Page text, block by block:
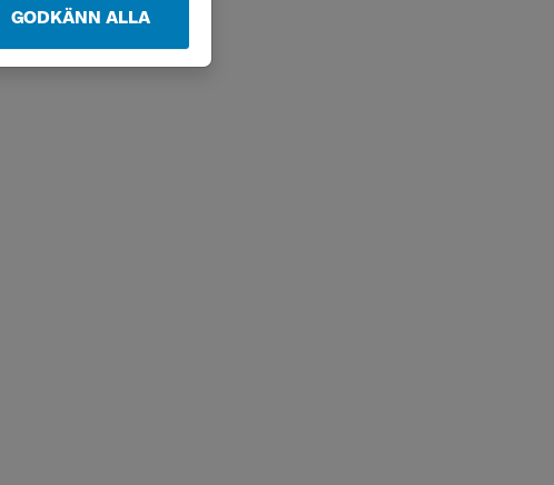
GODKÄNN ALLA